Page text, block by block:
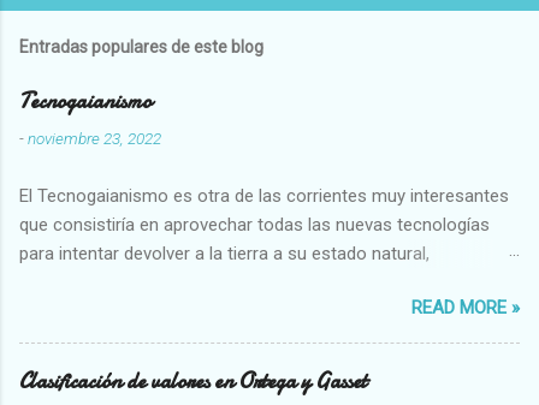
Entradas populares de este blog
Tecnogaianismo
-noviembre 23, 2022
El Tecnogaianismo es otra de las corrientes muy interesantes
que consistiría en aprovechar todas las nuevas tecnologías
para intentar devolver a la tierra a su estado natural,
READ MORE »
Clasificación de valores en Ortega y Gasset